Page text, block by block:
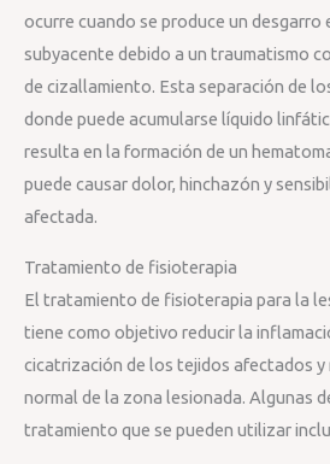
ocurre cuando se produce un desgarro
subyacente debido a un traumatismo
de cizallamiento. Esta separación de
donde puede acumularse líquido
resulta en la formación de un
puede causar dolor, hinchazón y
afectada.
Tratamiento de fisioterapia
El tratamiento de fisioterapia para la
tiene como objetivo reducir la
cicatrización de los tejidos afectados
normal de la zona lesionada. Algunas
tratamiento que se pueden utilizar